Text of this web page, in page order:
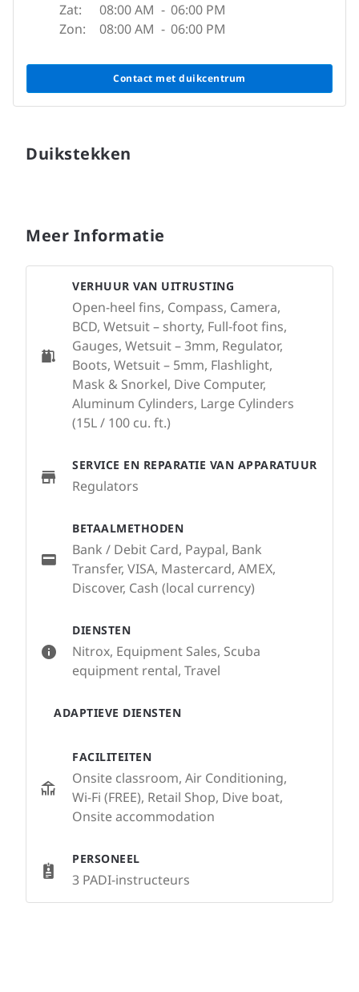
Zat:
08:00 AM - 06:00 PM
Zon:
08:00 AM - 06:00 PM
Contact met duikcentrum
Duikstekken
Meer Informatie
DIENSTEN
Nitrox, Equipment Sales, Scuba
equipment rental, Travel
ADAPTIEVE DIENSTEN
FACILITEITEN
Onsite classroom, Air Conditioning,
Wi-Fi (FREE), Retail Shop, Dive boat,
Onsite accommodation
PERSONEEL
3 PADI-instructeurs
VERHUUR VAN UITRUSTING
Open-heel fins, Compass, Camera,
BCD, Wetsuit – shorty, Full-foot fins,
Gauges, Wetsuit – 3mm, Regulator,
Boots, Wetsuit – 5mm, Flashlight,
Mask & Snorkel, Dive Computer,
Aluminum Cylinders, Large Cylinders
(15L / 100 cu. ft.)
SERVICE EN REPARATIE VAN APPARATUUR
Regulators
BETAALMETHODEN
Bank / Debit Card, Paypal, Bank
Transfer, VISA, Mastercard, AMEX,
Discover, Cash (local currency)